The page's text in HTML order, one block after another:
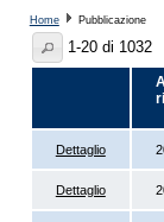
Home Pubblicazione
1-20 di 1032
Dettaglio
Dettaglio